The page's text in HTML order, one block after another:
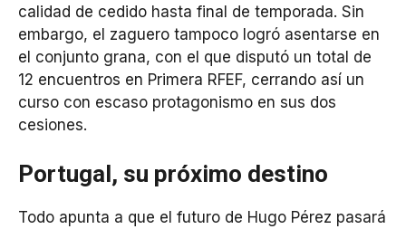
calidad de cedido hasta final de temporada. Sin
embargo, el zaguero tampoco logró asentarse en
el conjunto grana, con el que disputó un total de
12 encuentros en Primera RFEF, cerrando así un
curso con escaso protagonismo en sus dos
cesiones.
Portugal, su próximo destino
Todo apunta a que el futuro de Hugo Pérez pasará